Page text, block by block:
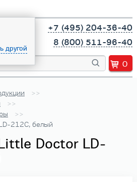
другой
+7 (495) 204-36-40
8 (800) 511-96-40
0
212C, белый
Doctor LD-